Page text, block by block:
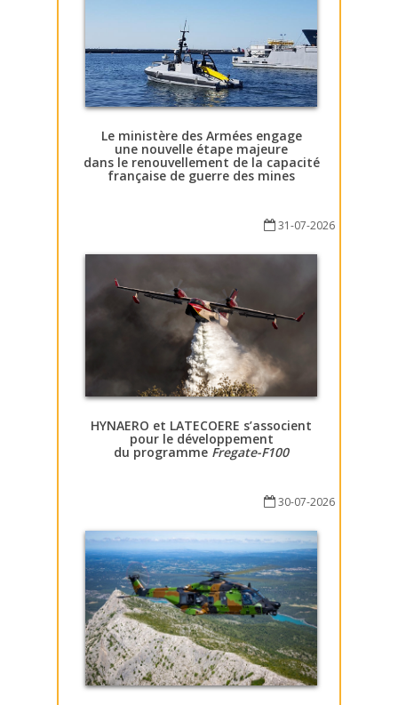
Le ministère des Armées engage
une nouvelle étape majeure
dans le renouvellement de la capacité
française de guerre des mines
31-07-2026
HYNAERO et LATECOERE s’associent
pour le développement
du programme Fregate-F100
30-07-2026